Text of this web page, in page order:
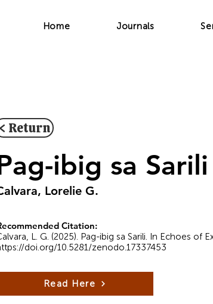
Home Journals
< Return
ibig sa Sarili
Lorelie G.
Citation:
L. G. (2025). Pag-ibig sa Sarili. In Echoes of
doi.org/10.5281/zenodo.17337453
Read Here